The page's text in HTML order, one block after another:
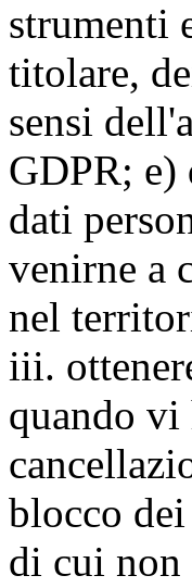
strumenti
titolare,
sensi
GDPR; e)
dati
venirne a
nel
iii.
quando vi
blocco
di cui non